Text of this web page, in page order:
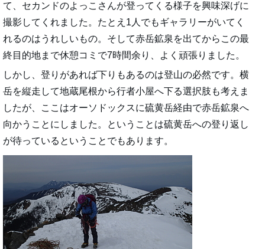
て、セカンドのよっこさんが登ってくる様子を興味深げに
撮影してくれました。たとえ1人でもギャラリーがいてく
れるのはうれしいもの。そして赤岳鉱泉を出てからこの最
終目的地まで休憩コミで7時間余り、よく頑張りました。
しかし、登りがあれば下りもあるのは登山の必然です。横
岳を縦走して地蔵尾根から行者小屋へ下る選択肢も考えま
したが、ここはオーソドックスに硫黄岳経由で赤岳鉱泉へ
向かうことにしました。ということは硫黄岳への登り返し
が待っているということでもあります。